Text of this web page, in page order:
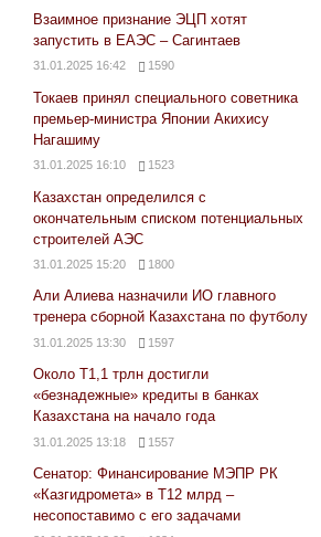
Взаимное признание ЭЦП хотят
запустить в ЕАЭС – Сагинтаев
31.01.2025 16:42 1590
Токаев принял специального советника
премьер-министра Японии Акихису
Нагашиму
31.01.2025 16:10 1523
Казахстан определился с
окончательным списком потенциальных
строителей АЭС
31.01.2025 15:20 1800
Али Алиева назначили ИО главного
тренера сборной Казахстана по футболу
31.01.2025 13:30 1597
Около Т1,1 трлн достигли
«безнадежные» кредиты в банках
Казахстана на начало года
31.01.2025 13:18 1557
Сенатор: Финансирование МЭПР РК
«Казгидромета» в Т12 млрд –
несопоставимо с его задачами